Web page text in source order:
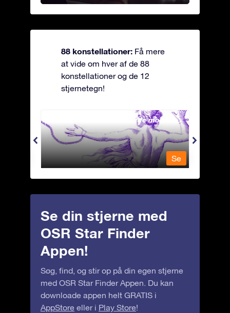
88 konstellationer: Få mere
at vide om hver af de 88
konstellationer og de 12
stjernetegn!
Andromeda - Den lænkede mø
Se
Se din stjerne med
OSR Star Finder
Appen!
Søg, find, og stir op på din egen stjerne
med OSR Star Finder Appen. Du kan
downloade appen helt GRATIS i
AppStore eller i Play Store!